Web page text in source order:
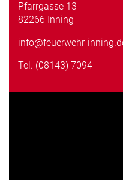
Pfarrgasse 13
82266 Inning
info@feuerwehr-
Tel. (08143) 7094